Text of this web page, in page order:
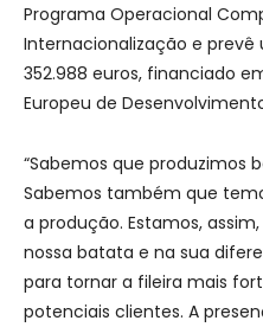
Programa Operacional
Internacionalização e
352.988 euros, financiado
Europeu de
“Sabemos que produzimos
Sabemos também que
a produção. Estamos,
nossa batata e na sua
para tornar a fileira mais
potenciais clientes. A